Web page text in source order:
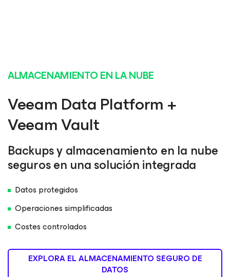
ALMACENAMIENTO EN LA NUBE
Veeam Data Platform +
Veeam Vault
Backups y almacenamiento en la nube
seguros en una solución integrada
Datos protegidos
Operaciones simplificadas
Costes controlados
EXPLORA EL ALMACENAMIENTO SEGURO DE
DATOS